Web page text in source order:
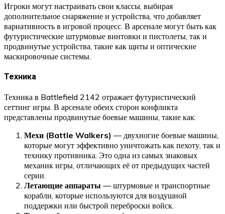
Игроки могут настраивать свои классы, выбирая
дополнительное снаряжение и устройства, что добавляет
вариативность в игровой процесс. В арсенале могут быть как
футуристические штурмовые винтовки и пистолеты, так и
продвинутые устройства, такие как щиты и оптические
маскировочные системы.
Техника
Техника в Battlefield 2142 отражает футуристический
сеттинг игры. В арсенале обеих сторон конфликта
представлены продвинутые боевые машины, такие как:
Мехи (Battle Walkers) — двухногие боевые машины,
которые могут эффективно уничтожать как пехоту, так и
технику противника. Это одна из самых знаковых
механик игры, отличающих её от предыдущих частей
серии.
Летающие аппараты — штурмовые и транспортные
корабли, которые используются для воздушной
поддержки или быстрой переброски войск.